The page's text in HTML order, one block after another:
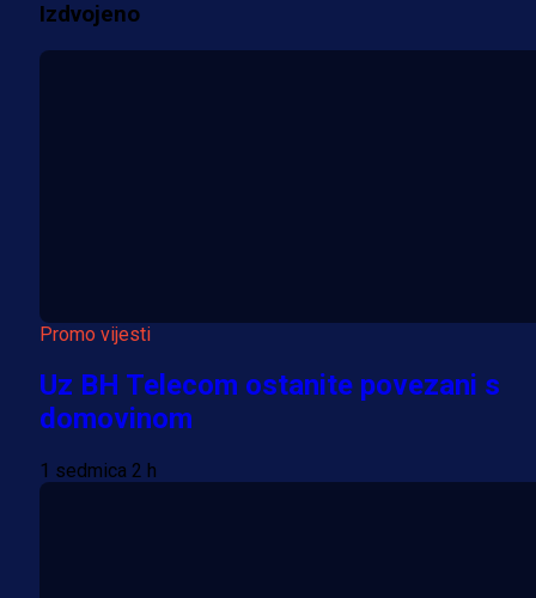
Izdvojeno
Promo vijesti
Uz BH Telecom ostanite povezani s
domovinom
1 sedmica 2 h